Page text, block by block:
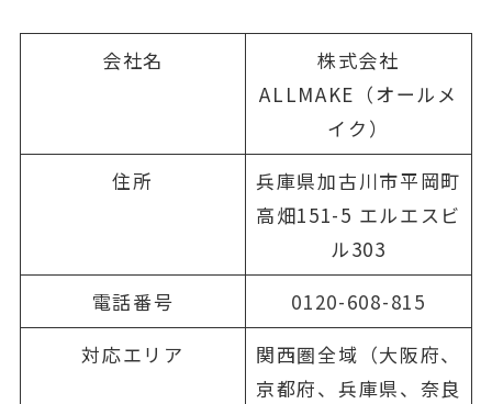
会社名
株式会社
ALLMAKE（オールメ
イク）
住所
兵庫県加古川市平岡町
高畑151-5 エルエスビ
ル303
電話番号
0120-608-815
対応エリア
関西圏全域（大阪府、
京都府、兵庫県、奈良